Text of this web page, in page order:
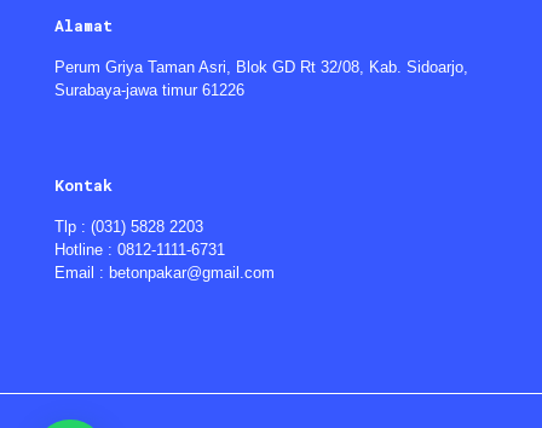
Alamat
Perum Griya Taman Asri, Blok GD Rt 32/08, Kab. Sidoarjo,
Surabaya-jawa timur 61226
Kontak
Tlp : (031) 5828 2203
Hotline : 0812-1111-6731
Email : betonpakar@gmail.com